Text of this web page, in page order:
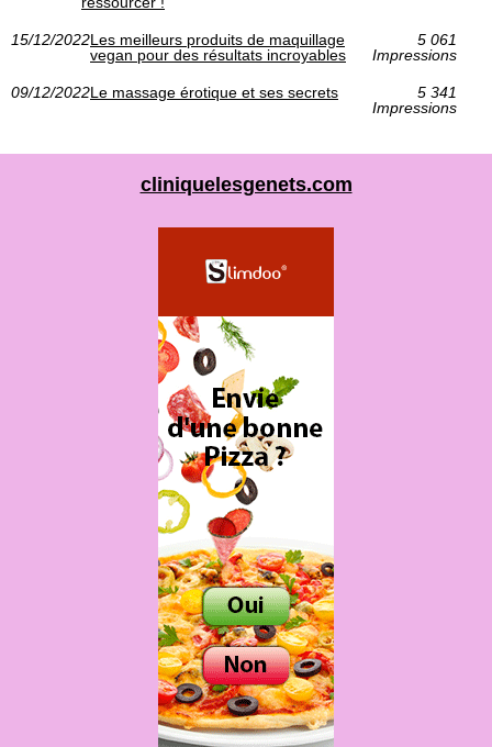
15/12/2022Les meilleurs produits de maquillage
vegan pour des résultats incroyables
5 061
Impressions
09/12/2022Le massage érotique et ses secrets
5 341
Impressions
cliniquelesgenets.com